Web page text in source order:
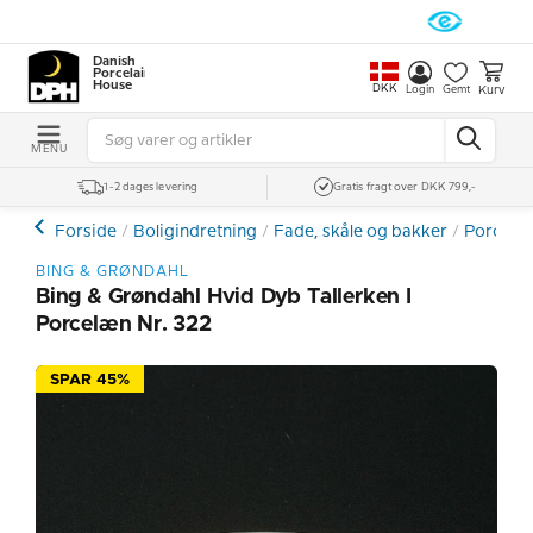
Danish
Porcelain
House
DKK Login Gemt Kurv
MENU
1-2 dages levering Gratis fragt over DKK 799,-
Forside Boligindretning Fade, skåle og bakker
BING & GRØNDAHL
Bing & Grøndahl Hvid Dyb Tallerken I
Porcelæn Nr. 322
SPAR 45%